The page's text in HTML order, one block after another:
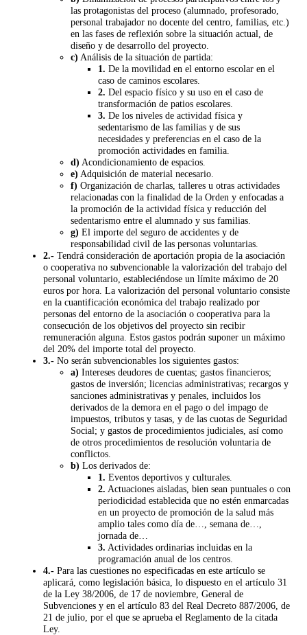
las protagonistas del proceso (alumnado, profesorado,
personal trabajador no docente del centro, familias, etc.)
en las fases de reflexión sobre la situación actual, de
diseño y de desarrollo del proyecto.
c) Análisis de la situación de partida:
1. De la movilidad en el entorno escolar en el
caso de caminos escolares.
2. Del espacio físico y su uso en el caso de
transformación de patios escolares.
3. De los niveles de actividad física y
sedentarismo de las familias y de sus
necesidades y preferencias en el caso de la
promoción actividades en familia.
d) Acondicionamiento de espacios.
e) Adquisición de material necesario.
f) Organización de charlas, talleres u otras actividades
relacionadas con la finalidad de la Orden y enfocadas a
la promoción de la actividad física y reducción del
sedentarismo entre el alumnado y sus familias.
g) El importe del seguro de accidentes y de
responsabilidad civil de las personas voluntarias.
2.- Tendrá consideración de aportación propia de la asociación
o cooperativa no subvencionable la valorización del trabajo del
personal voluntario, estableciéndose un límite máximo de 20
euros por hora. La valorización del personal voluntario consiste
en la cuantificación económica del trabajo realizado por
personas del entorno de la asociación o cooperativa para la
consecución de los objetivos del proyecto sin recibir
remuneración alguna. Estos gastos podrán suponer un máximo
del 20% del importe total del proyecto.
3.- No serán subvencionables los siguientes gastos:
a) Intereses deudores de cuentas; gastos financieros;
gastos de inversión; licencias administrativas; recargos y
sanciones administrativas y penales, incluidos los
derivados de la demora en el pago o del impago de
impuestos, tributos y tasas, y de las cuotas de Seguridad
Social; y gastos de procedimientos judiciales, así como
de otros procedimientos de resolución voluntaria de
conflictos.
b) Los derivados de:
1. Eventos deportivos y culturales.
2. Actuaciones aisladas, bien sean puntuales o con
periodicidad establecida que no estén enmarcadas
en un proyecto de promoción de la salud más
amplio tales como día de…, semana de…,
jornada de…
3. Actividades ordinarias incluidas en la
programación anual de los centros.
4.- Para las cuestiones no especificadas en este artículo se
aplicará, como legislación básica, lo dispuesto en el artículo 31
de la Ley 38/2006, de 17 de noviembre, General de
Subvenciones y en el artículo 83 del Real Decreto 887/2006, de
21 de julio, por el que se aprueba el Reglamento de la citada
Ley.